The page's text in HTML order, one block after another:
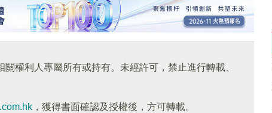
權利人專屬所有或持有。未經許可，禁止進行轉載、
，獲得書面確認及授權後，方可轉載。